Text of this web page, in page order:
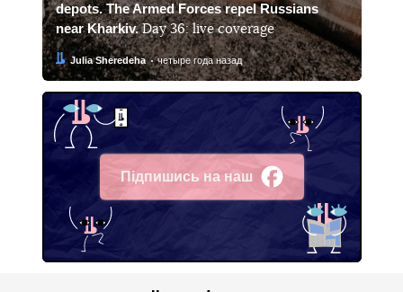
depots. The Armed Forces repel Russians
near Kharkiv.Day 36: live coverage
Автор:
Julia Sheredeha
Дата: четыре года назад
Підпишись на наш
Facebook